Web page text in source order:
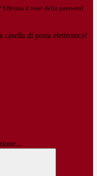
Effettua il reset della password
casella di posta elettronica!